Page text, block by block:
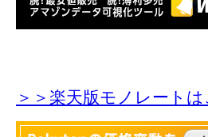
＞＞楽天版モノレート